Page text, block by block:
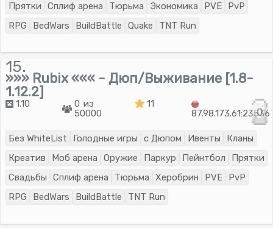
Прятки
Сплиф арена Тюрьма Экономика PVE
PvP
RPG
BedWars BuildBattle Quake TNT Run
15.
»»» Rubix ««« - Дюп/Выживание [1.8-
1.12.2]
1.10
0 из
50000
11
87.98.173.61:23536
0
Без WhiteList Голодные игры с Дюпом Ивенты
Кланы
Креатив
Моб арена Оружие Паркур Пейнтбол
Прятки
Свадьбы
Сплиф арена Тюрьма Херобрин PVE
PvP
RPG
BedWars BuildBattle TNT Run